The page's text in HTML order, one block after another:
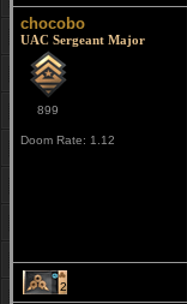
chocobo
UAC Sergeant Major
899
Doom Rate: 1.12
2